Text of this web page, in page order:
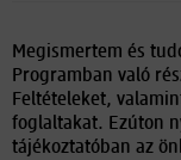
Megismertem és
Programban való
Feltételeket,
foglaltakat. Ezúton
tájékoztatóban az